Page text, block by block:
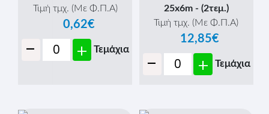
Τιμή τμχ. (Με Φ.Π.Α)
0,62€
- + Τεμάχια
25x6m - (2τεμ.)
Τιμή τμχ. (Με Φ.Π.Α)
12,85€
- + Τεμάχια